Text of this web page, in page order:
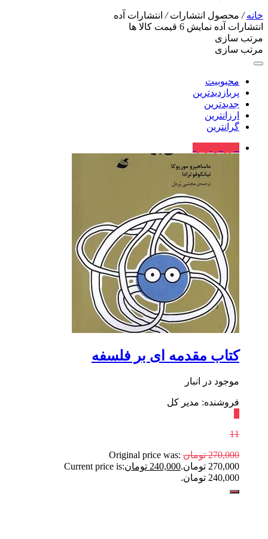
خانه/ محصول انتشارات/ انتشارات آده
انتشارات آده نمایش 6 قیمت کالا ها
مرتب سازی
مرتب سازی
محبوبیت
پربازدیدترین
جدیدترین
ارزانترین
گرانترین
کتاب مقدمه‌ ای بر فلسفه
موجود در انبار
فروشنده: مدیر کل
11
270,000 تومان Original price was:
270,000 تومان.
240,000 تومانCurrent price is:
240,000 تومان.